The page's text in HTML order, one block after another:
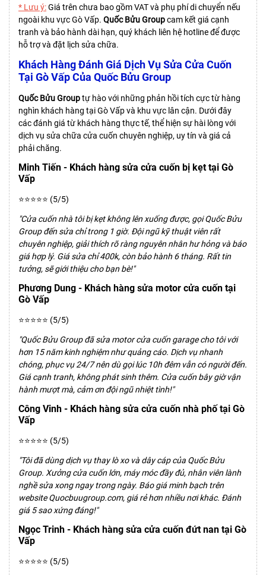
* Lưu ý:Giá trên chưa bao gồm VAT và phụ phí di chuyển nếu
ngoài khu vực Gò Vấp. Quốc Bửu Groupcam kết giá cạnh
tranh và bảo hành dài hạn, quý khách liên hệ hotline để được
hỗ trợ và đặt lịch sửa chữa.
Khách Hàng Đánh Giá Dịch Vụ Sửa Cửa Cuốn
Tại Gò Vấp Của Quốc Bửu Group
Quốc Bửu Grouptự hào với những phản hồi tích cực từ hàng
nghìn khách hàng tại Gò Vấp và khu vực lân cận. Dưới đây
các đánh giá từ khách hàng thực tế, thể hiện sự hài lòng với
dịch vụ sửa chữa cửa cuốn chuyên nghiệp, uy tín và giá cả
phải chăng.
Minh Tiến - Khách hàng sửa cửa cuốn bị kẹt tại Gò
Vấp
⭐⭐⭐⭐⭐ (5/5)
"Cửa cuốn nhà tôi bị kẹt không lên xuống được, gọi Quốc Bửu
Group đến sửa chỉ trong 1 giờ. Đội ngũ kỹ thuật viên rất
chuyên nghiệp, giải thích rõ ràng nguyên nhân hư hỏng và báo
giá hợp lý. Giá sửa chỉ 400k, còn bảo hành 6 tháng. Rất tin
tưởng, sẽ giới thiệu cho bạn bè!"
Phương Dung - Khách hàng sửa motor cửa cuốn tại
Gò Vấp
⭐⭐⭐⭐⭐ (5/5)
"Quốc Bửu Group đã sửa motor cửa cuốn garage cho tôi với
hơn 15 năm kinh nghiệm như quảng cáo. Dịch vụ nhanh
chóng, phục vụ 24/7 nên dù gọi lúc 10h đêm vẫn có người đến.
Giá cạnh tranh, không phát sinh thêm. Cửa cuốn bây giờ vận
hành mượt mà, cảm ơn đội ngũ nhiệt tình!"
Công Vinh - Khách hàng sửa cửa cuốn nhà phố tại Gò
Vấp
⭐⭐⭐⭐⭐ (5/5)
"Tôi đã dùng dịch vụ thay lò xo và dây cáp của Quốc Bửu
Group. Xưởng cửa cuốn lớn, máy móc đầy đủ, nhân viên lành
nghề sửa xong ngay trong ngày. Báo giá minh bạch trên
website Quocbuugroup.com, giá rẻ hơn nhiều nơi khác. Đánh
giá 5 sao xứng đáng!"
Ngọc Trinh - Khách hàng sửa cửa cuốn đứt nan tại Gò
Vấp
⭐⭐⭐⭐⭐ (5/5)